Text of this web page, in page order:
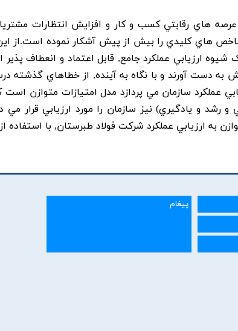
هاي رقابتي کسب و کار و افزايش انتظارات
هاي کليدي را بيش از پيش آشکار نموده است.از
شيوه ارزيابي عملکرد جامع, قابل اعتماد و انعطاف
به دست آورند و با نگاه به آينده, از خطاهاي گذشته
عملکرد سازمان مي پردازد مدل امتيازات متوازن است
و رشد و يادگيري) نيز سازمان را مورد ارزيابي قرار
به ارزيابي عملکرد شرکت فولاد طبرستان, با استفاده